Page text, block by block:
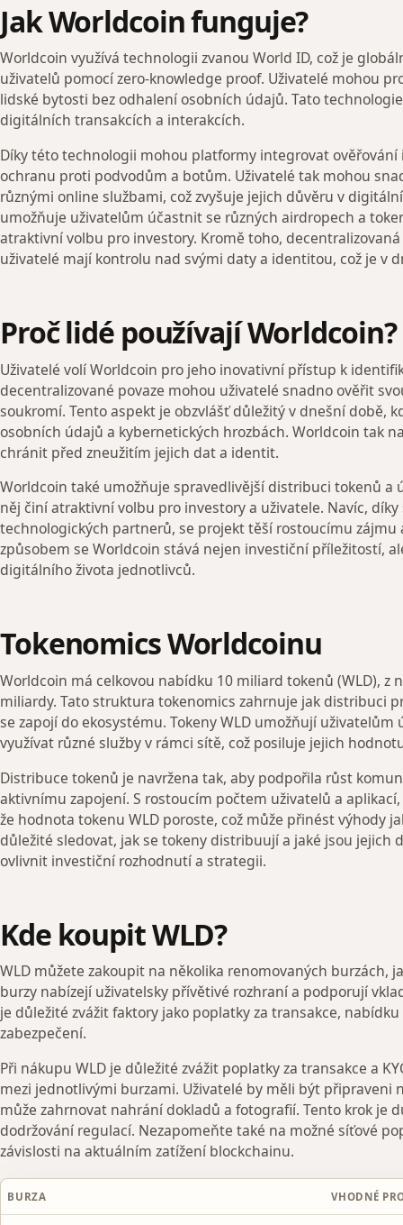
Jak Worldcoin funguje?
Worldcoin využívá technologii zvanou World ID, což je
uživatelů pomocí zero-knowledge proof. Uživatelé mohou
lidské bytosti bez odhalení osobních údajů. Tato
digitálních transakcích a interakcích.
Díky této technologii mohou platformy integrovat
ochranu proti podvodům a botům. Uživatelé tak mohou
různými online službami, což zvyšuje jejich důvěru v
umožňuje uživatelům účastnit se různých airdropech a
atraktivní volbu pro investory. Kromě toho,
uživatelé mají kontrolu nad svými daty a identitou, což je v
Proč lidé používají Worldcoin?
Uživatelé volí Worldcoin pro jeho inovativní přístup k
decentralizované povaze mohou uživatelé snadno ověřit
soukromí. Tento aspekt je obzvlášť důležitý v dnešní době,
osobních údajů a kybernetických hrozbách. Worldcoin tak
chránit před zneužitím jejich dat a identit.
Worldcoin také umožňuje spravedlivější distribuci tokenů a
něj činí atraktivní volbu pro investory a uživatele. Navíc,
technologických partnerů, se projekt těší rostoucímu
způsobem se Worldcoin stává nejen investiční příležitostí,
digitálního života jednotlivců.
Tokenomics Worldcoinu
Worldcoin má celkovou nabídku 10 miliard tokenů (WLD), z
miliardy. Tato struktura tokenomics zahrnuje jak distribuci
se zapojí do ekosystému. Tokeny WLD umožňují
využívat různé služby v rámci sítě, což posiluje jejich
Distribuce tokenů je navržena tak, aby podpořila růst
aktivnímu zapojení. S rostoucím počtem uživatelů a
že hodnota tokenu WLD poroste, což může přinést výhody
důležité sledovat, jak se tokeny distribuují a jaké jsou jejich
ovlivnit investiční rozhodnutí a strategii.
Kde koupit WLD?
WLD můžete zakoupit na několika renomovaných burzách,
burzy nabízejí uživatelsky přívětivé rozhraní a podporují
je důležité zvážit faktory jako poplatky za transakce,
zabezpečení.
Při nákupu WLD je důležité zvážit poplatky za transakce a
mezi jednotlivými burzami. Uživatelé by měli být připraveni
může zahrnovat nahrání dokladů a fotografií. Tento krok je
dodržování regulací. Nezapomeňte také na možné síťové
závislosti na aktuálním zatížení blockchainu.
BURZA VHODNÉ